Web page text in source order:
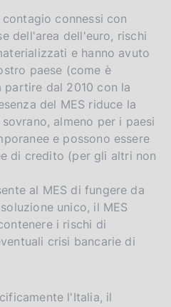
connessi con
dell'area dell'euro, rischi
e hanno avuto
paese (come è
partire dal 2010 con la
del MES riduce la
almeno per i paesi
e possono essere
di credito (per gli altri non
al MES di fungere da
unico, il MES
i rischi di
crisi bancarie di
l'Italia, il